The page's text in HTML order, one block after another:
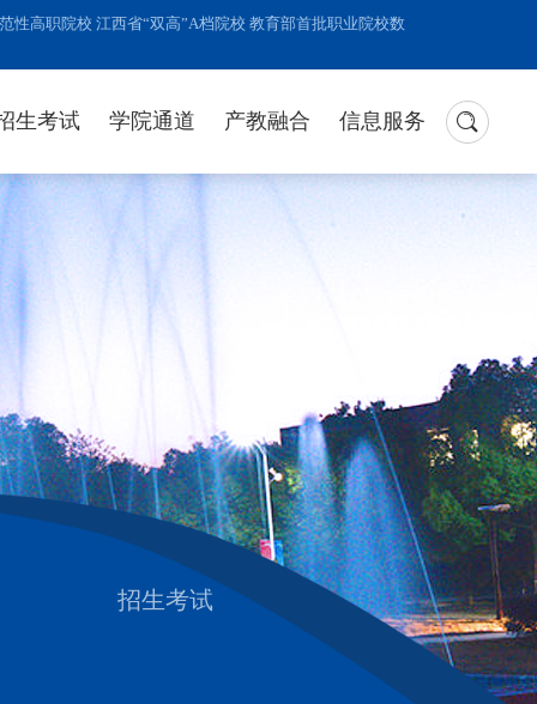
高职院校 江西省“双高”A档院校 教育部首批职业院校数
生考试 学院通道 产教融合 信息服务
招生考试